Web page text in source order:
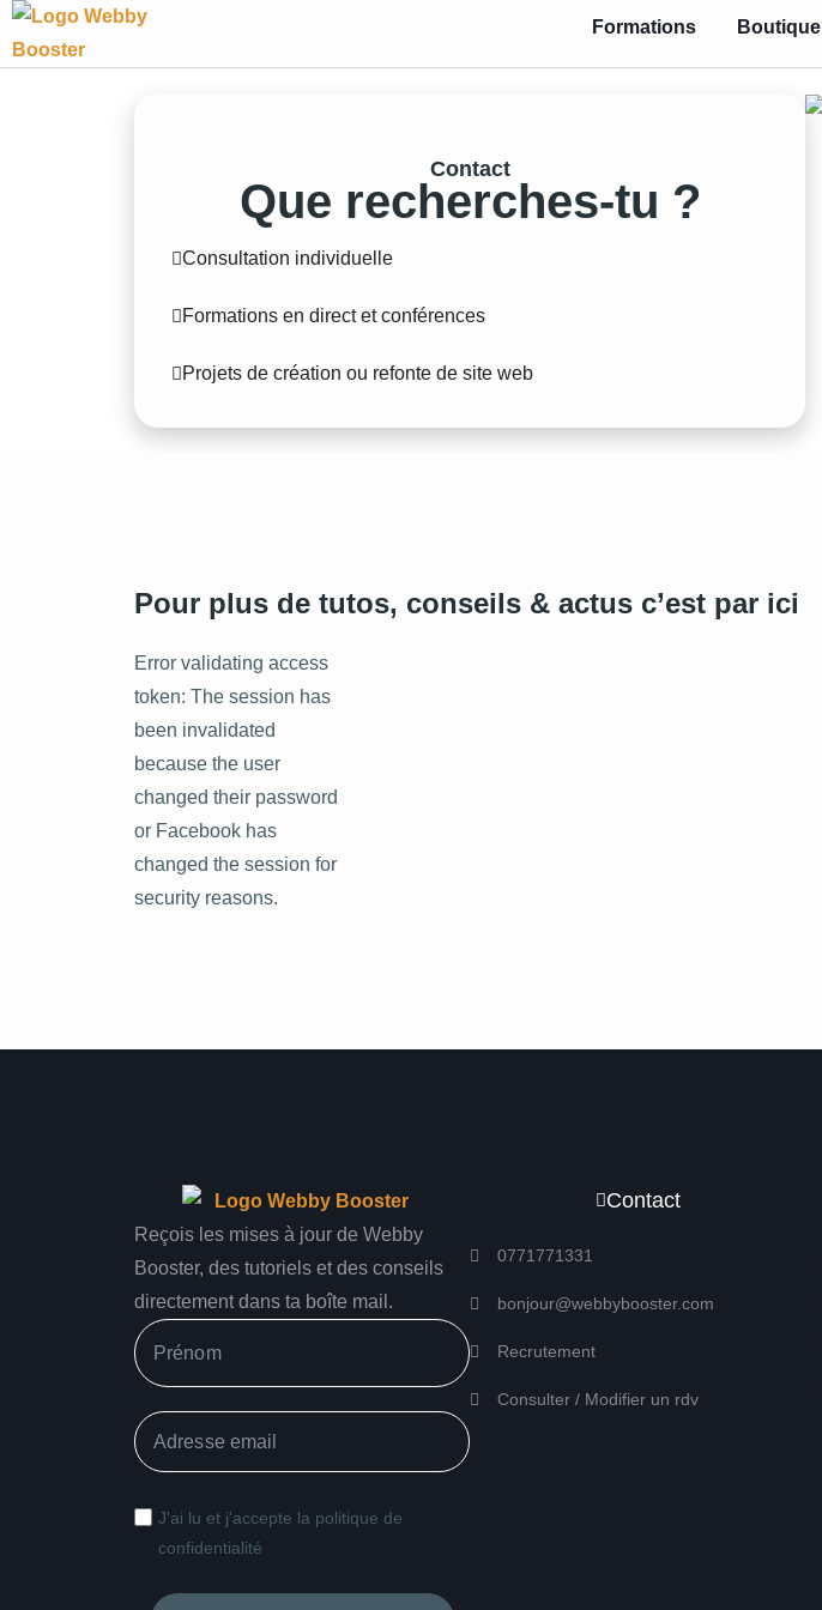
Formations Boutique
Contact
Que recherches-tu ?
Consultation individuelle
Formations en direct et conférences
Projets de création ou refonte de site web
Pour plus de tutos, conseils & actus c’est par ici
Error validating access
token: The session has
been invalidated
because the user
changed their password
or Facebook has
changed the session for
security reasons.
Reçois les mises à jour de Webby
Booster, des tutoriels et des conseils
directement dans ta boîte mail.
J'ai lu et j'accepte la politique de
confidentialité
Contact
0771771331
bonjour@webbybooster.com
Recrutement
Consulter / Modifier un rdv